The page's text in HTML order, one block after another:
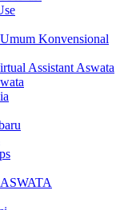
Konvensional
Assistant Aswata